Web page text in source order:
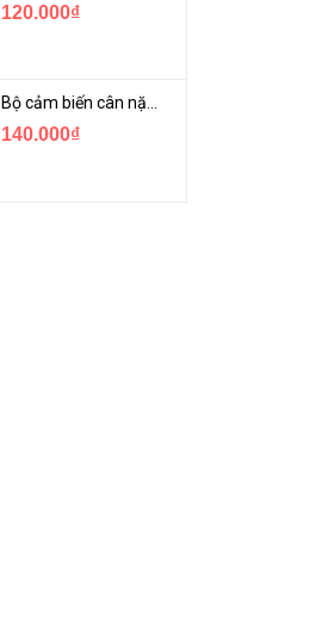
120.000₫
Bộ cảm biến cân nặng loadcell 1KG khung mica
140.000₫